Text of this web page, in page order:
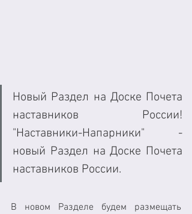
Новый Раздел на Доске Почета
наставников России!
"Наставники-Напарники" -
новый Раздел на Доске Почета
наставников России.
В новом Разделе будем размещать